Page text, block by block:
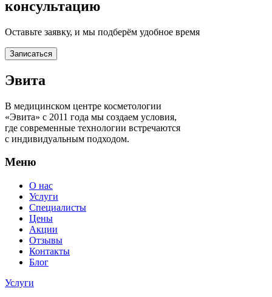
консультацию
Оставьте заявку, и мы подберём удобное время
Записаться
Эвита
В медицинском центре косметологии
«Эвита» с 2011 года мы создаем условия,
где современные технологии встречаются
с индивидуальным подходом.
Меню
О нас
Услуги
Специалисты
Цены
Акции
Отзывы
Контакты
Блог
Услуги